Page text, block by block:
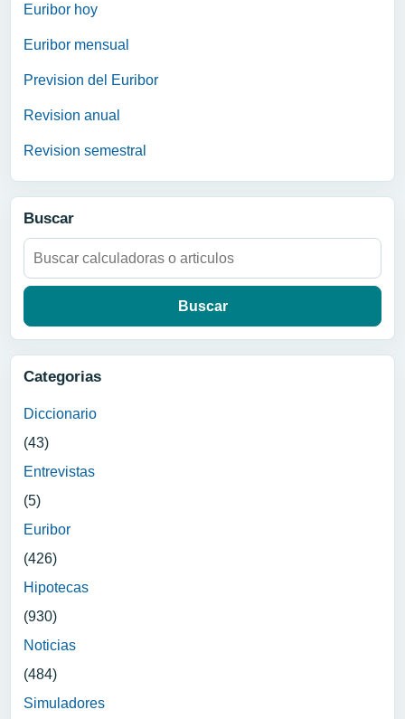
Euribor hoy
Euribor mensual
Prevision del Euribor
Revision anual
Revision semestral
Buscar
Buscar:
Categorias
Diccionario
(43)
Entrevistas
(5)
Euribor
(426)
Hipotecas
(930)
Noticias
(484)
Simuladores